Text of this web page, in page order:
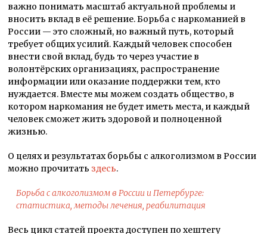
важно понимать масштаб актуальной проблемы и
вносить вклад в её решение. Борьба с наркоманией в
России — это сложный, но важный путь, который
требует общих усилий. Каждый человек способен
внести свой вклад, будь то через участие в
волонтёрских организациях, распространение
информации или оказание поддержки тем, кто
нуждается. Вместе мы можем создать общество, в
котором наркомания не будет иметь места, и каждый
человек сможет жить здоровой и полноценной
жизнью.
О целях и результатах борьбы с алкоголизмом в России
можно прочитать здесь.
Борьба с алкоголизмом в России и Петербурге:
статистика, методы лечения, реабилитация
Весь цикл статей проекта доступен по хештегу